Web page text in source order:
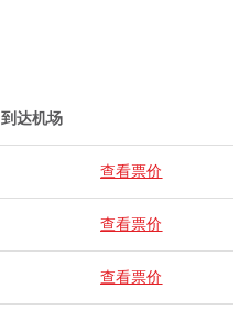
到达机场
查看票价
查看票价
查看票价